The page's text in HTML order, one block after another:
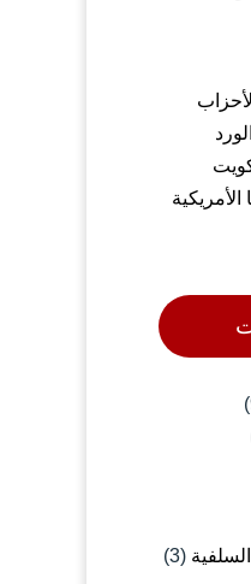
الأمريكية
(3)